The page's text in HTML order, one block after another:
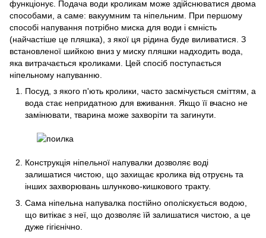
функціонує. Подача води кроликам може здійснюватися двома
способами, а саме: вакуумним та ніпельним. При першому
способі напування потрібно миска для води і ємність
(найчастіше це пляшка), з якої ця рідина буде виливатися. З
встановленої шийкою вниз у миску пляшки надходить вода,
яка витрачається кроликами. Цей спосіб поступається
ніпельному напуванню.
Посуд, з якого п'ють кролики, часто засмічується сміттям, а
вода стає непридатною для вживання. Якщо її вчасно не
замінювати, тварина може захворіти та загинути.
Конструкція ніпельної напувалки дозволяє воді
залишатися чистою, що захищає кролика від отруєнь та
інших захворювань шлунково-кишкового тракту.
Сама ніпельна напувалка постійно ополіскується водою,
що витікає з неї, що дозволяє їй залишатися чистою, а це
дуже гігієнічно.